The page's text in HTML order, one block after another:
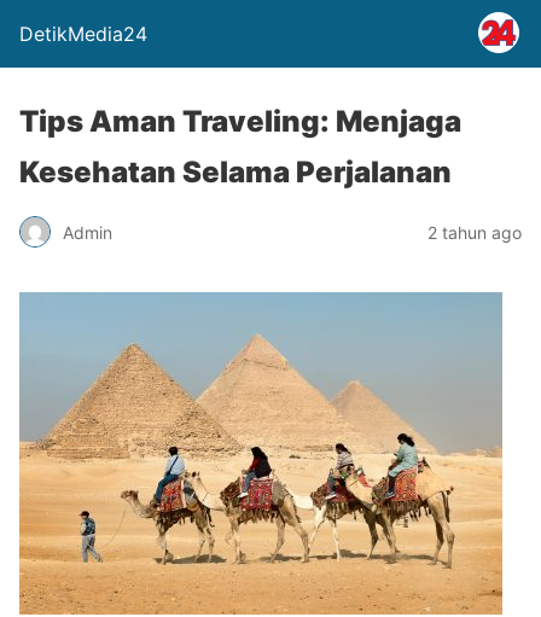
DetikMedia24
Tips Aman Traveling: Menjaga
Kesehatan Selama Perjalanan
Admin 2 tahun ago